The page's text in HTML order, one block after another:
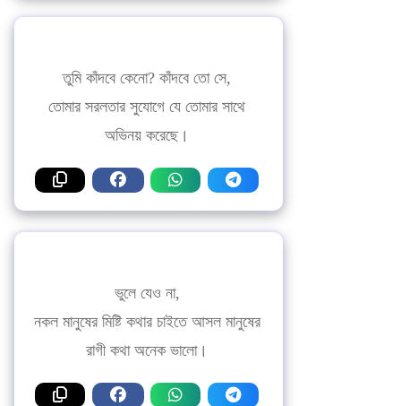
তুমি কাঁদবে কেনো? কাঁদবে তো সে,
তোমার সরলতার সুযোগে যে তোমার সাথে
অভিনয় করেছে।
ভুলে যেও না,
নকল মানুষের মিষ্টি কথার চাইতে আসল মানুষের
রাগী কথা অনেক ভালো।